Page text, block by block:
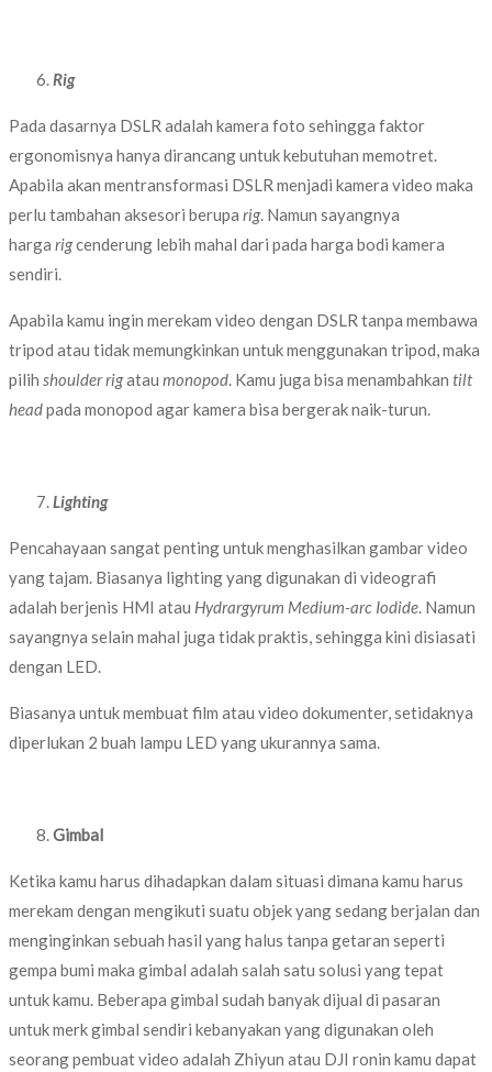
Rig
Pada dasarnya DSLR adalah kamera foto sehingga faktor
ergonomisnya hanya dirancang untuk kebutuhan memotret.
Apabila akan mentransformasi DSLR menjadi kamera video maka
perlu tambahan aksesori berupa rig. Namun sayangnya
harga rigcenderung lebih mahal dari pada harga bodi kamera
sendiri.
Apabila kamu ingin merekam video dengan DSLR tanpa membawa
tripod atau tidak memungkinkan untuk menggunakan tripod, maka
pilih shoulder rigatau monopod. Kamu juga bisa menambahkan tilt
headpada monopod agar kamera bisa bergerak naik-turun.
Lighting
Pencahayaan sangat penting untuk menghasilkan gambar video
yang tajam. Biasanya lighting yang digunakan di videografi
adalah berjenis HMI atau Hydrargyrum Medium-arc Iodide. Namun
sayangnya selain mahal juga tidak praktis, sehingga kini disiasati
dengan LED.
Biasanya untuk membuat film atau video dokumenter, setidaknya
diperlukan 2 buah lampu LED yang ukurannya sama.
Gimbal
Ketika kamu harus dihadapkan dalam situasi dimana kamu harus
merekam dengan mengikuti suatu objek yang sedang berjalan dan
menginginkan sebuah hasil yang halus tanpa getaran seperti
gempa bumi maka gimbal adalah salah satu solusi yang tepat
untuk kamu. Beberapa gimbal sudah banyak dijual di pasaran
untuk merk gimbal sendiri kebanyakan yang digunakan oleh
seorang pembuat video adalah Zhiyun atau DJI ronin kamu dapat